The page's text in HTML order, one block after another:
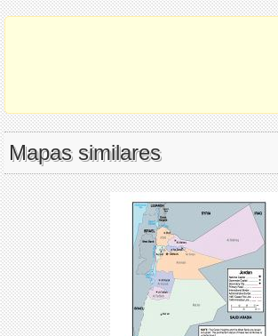
Mapas similares